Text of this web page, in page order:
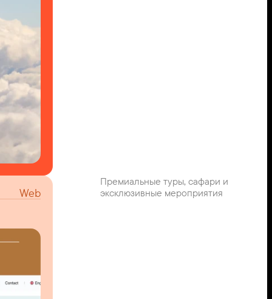
Web
Премиальные туры, сафари и
эксклюзивные мероприятия